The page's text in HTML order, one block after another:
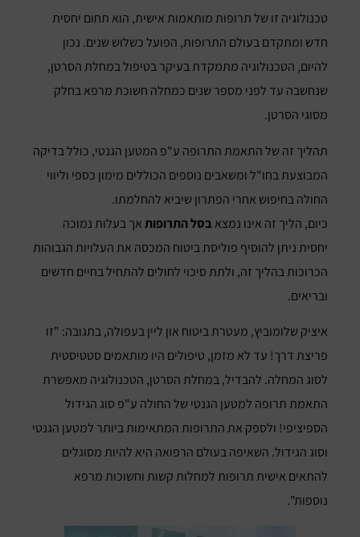
טכנולוגיה זו של תרופות מותאמות אישית, הוא תחום יחסית
חדש ומתקדם בעולם התרופות, הפועל כשלוש שנים. נכון
להיום, הטכנולוגיה מתמקדת בעיקר בטיפול במחלת הסרטן,
שנחשבה עד לפני מספר שנים כמחלה חשוכת מרפא בחלק
מסוגי הסרטן.
תהליך זה של התאמת התרופה ע"פ המטען הגנטי, כולל בדיקה
המבוצעת בחו"ל ומשאבים נוספים הכוללים מימון כספי וליווי
החולה בחיפוש אחרי הפתרון שיביא להחלמתו.
כיום, הליך זה אינו נמצאבסל התרופותאך בעלות נמוכה
יחסית ניתן להוסיף פוליסת ביטוח המכסה את העלויות הגבוהות
הכרוכות בהליך זה, ולתת סיכוי לחולים להתחיל בחיים חדשים
ובריאים.
איציק שלומוביץ, מעטרת ביטוח און ליין בעפולה, בתגובה: "זו
פריצת דרך! עד לא מזמן, טיפולים היו מותאמים סטטיסטית
לסוג המחלה. להבדיל, במחלת הסרטן, הטכנולוגיה מאפשרת
התאמת תרופה למטען הגנטי של החולה ע"פ סוג הגידול
הספיציפי! ולספק את התרופות המתאימות ביותר למטען הגנטי
וסוג הגידול. השאיפה בעולם הרפואה היא להיות מסוגלים
להתאים אישית תרופות למחלות קשות וחשוכות מרפא
נוספות".